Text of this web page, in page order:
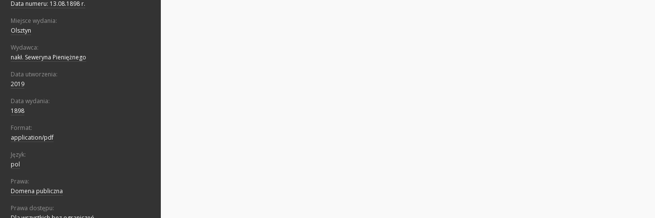
Data numeru: 13.08.1898 r.
Miejsce wydania:
Olsztyn
Wydawca:
nakł. Seweryna Pieniężnego
Data utworzenia:
2019
Data wydania:
1898
Format:
application/pdf
Język:
pol
Prawa:
Domena publiczna
Prawa dostępu: